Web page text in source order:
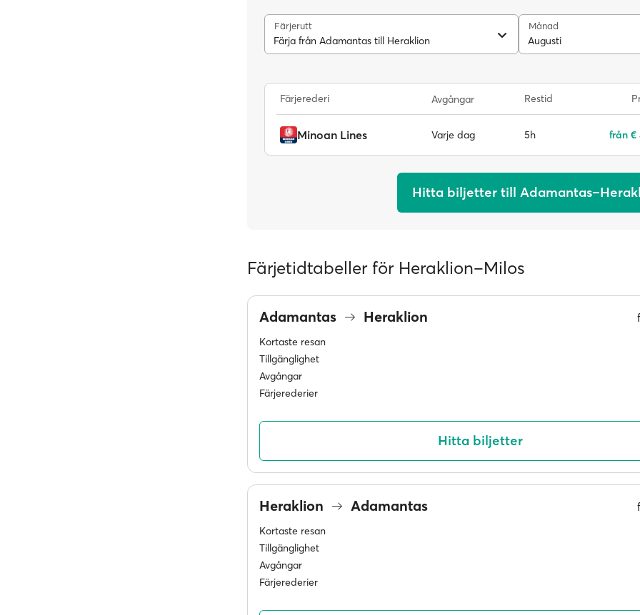
Färjerutt
Färja från Adamantas till Heraklion
Månad
Augusti
Färjerederi Avgångar Restid
Minoan Lines Varje dag 5h från €
Hitta biljetter till
Färjetidtabeller för Heraklion–Milos
Adamantas Heraklion
Kortaste resan
Tillgänglighet
Avgångar
Färjerederier
Hitta biljetter
Heraklion Adamantas
Kortaste resan
Tillgänglighet
Avgångar
Färjerederier